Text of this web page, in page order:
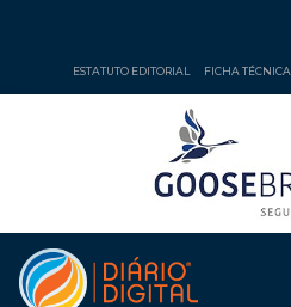
ESTATUTO EDITORIAL FICHA TÉCNICA